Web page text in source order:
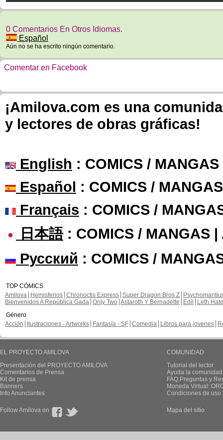
0 Comentarios En Otros Idiomas.
Español
Aún no se ha escrito ningún comentario.
Comentar en Facebook
¡Amilova.com es una
y lectores de obras gráficas!
English : COMICS /
Español : COMICS /
Français : COMICS /
日本語: COMICS / MANGAS |
Русский : COMICS /
TOP CÓMICS
Amilova
Hemisferios Chronoctis Express Super Dragon Bros Z
Bienvenidos A República Gada Only Two Astaroth Y Bernadette Edil
Leth Hate
Género
Acción
Ilustraciones - Artworks Fantasía - SF Comedia Libros para jovenes
EL PROYECTO AMILOVA
Presentación del PROYECTO AMILOVA
Comentarios de Prensa
Kit de prensa
Banners
Info Anunciantes
COMUNIDAD
Tutorial del lector
Ayuda la
FAQ.Preguntas y
Moneda Virtual:
Condiciones de uso
Follow Amilova on Mapa del sitio